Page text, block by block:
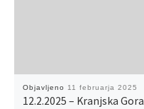
Objavljeno 11 februarja 2025
12.2.2025 – Kranjska Gora